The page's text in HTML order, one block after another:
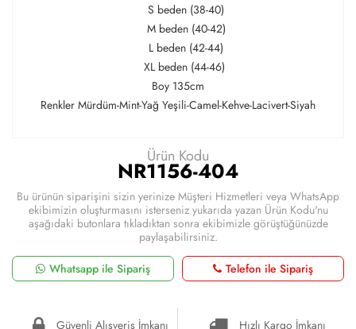
S beden (38-40)
M beden (40-42)
L beden (42-44)
XL beden (44-46)
Boy 135cm
Renkler Mürdüm-Mint-Yağ Yeşili-Camel-Kehve-Lacivert-Siyah
Ürün Kodu
NR1156-404
Bu ürünün siparişini sizin yerinize Müşteri Hizmetleri veya WhatsApp
ekibimizin oluşturmasını isterseniz yukarıda yazan Ürün Kodu'nu
aşağıdaki butonlara tıkladıktan sonra ekibimizle görüştüğünüzde
paylaşabilirsiniz.
Whatsapp ile Sipariş
Telefon ile Sipariş
Güvenli Alışveriş İmkanı Hızlı Kargo İmkanı